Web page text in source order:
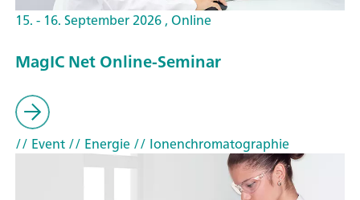
15. - 16. September 2026 , Online
MagIC Net Online-Seminar
// Event// Energie// Ionenchromatographie